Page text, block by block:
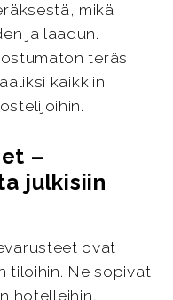
mikä
ja laadun.
teräs,
kaikkiin
–
julkisiin
ovat
tiloihin. Ne sopivat
hotelleihin,